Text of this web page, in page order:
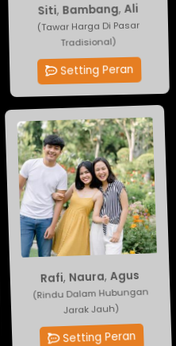
Siti, Bambang, Ali
(Tawar Harga Di Pasar
Tradisional)
Setting Peran
Rafi,Naura,Agus
(Rindu Dalam Hubungan
Jarak Jauh)
Setting Peran